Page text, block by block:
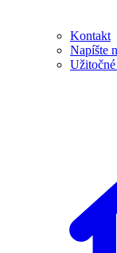
Kontakt
Napíšte